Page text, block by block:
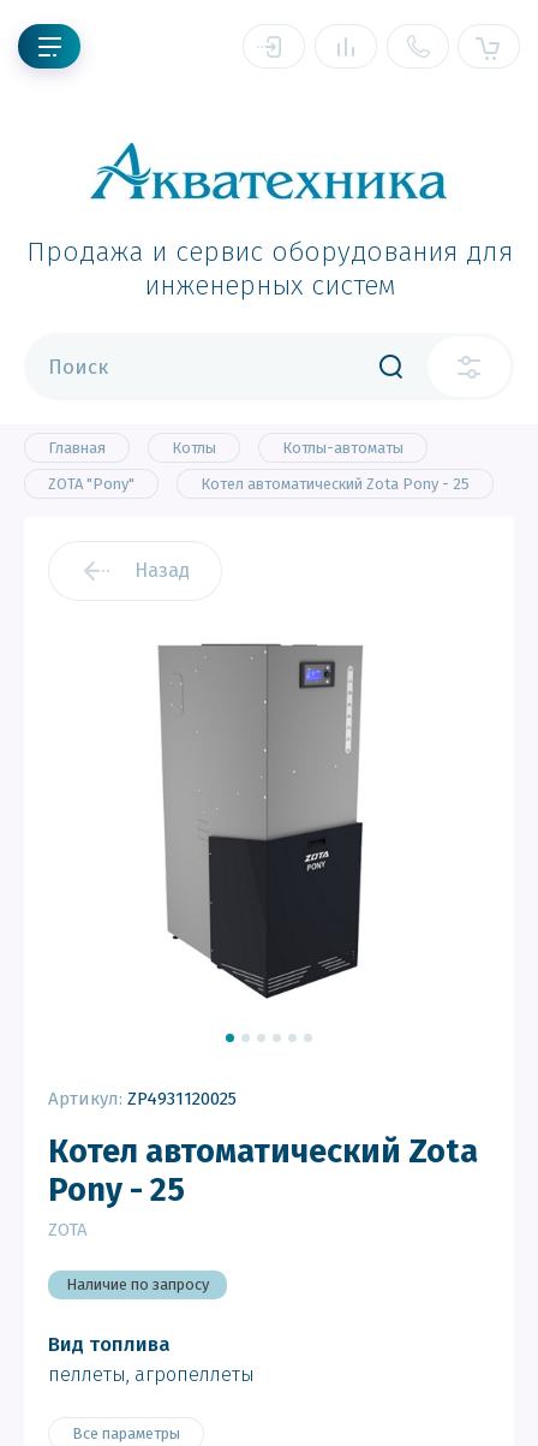
Продажа и сервис оборудования для
инженерных систем
Главная Котлы
Котлы-автоматы
ZOTA "Pony"
Котел автоматический Zota Pony - 25
Назад
Артикул: ZP4931120025
Котел автоматический Zota
Pony - 25
ZOTA
Наличие по запросу
Вид топлива
пеллеты, агропеллеты
Все параметры